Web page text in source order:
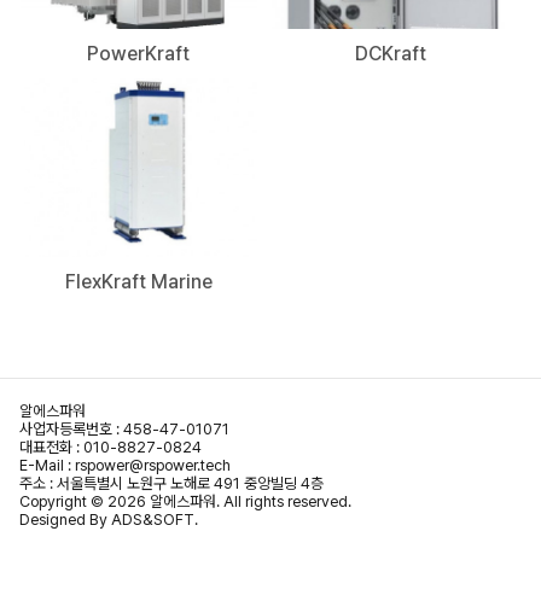
PowerKraft DCKraft
FlexKraft Marine
알에스파워
사업자등록번호 : 458-47-01071
대표전화 : 010-8827-0824
E-Mail : rspower@rspower.tech
주소 : 서울특별시 노원구 노해로 491 중앙빌딩 4층
Copyright © 2026 알에스파워. All rights reserved.
Designed By ADS&SOFT.